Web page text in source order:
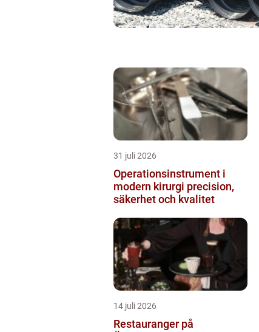
31 juli 2026
Operationsinstrument i
modern kirurgi precision,
säkerhet och kvalitet
14 juli 2026
Restauranger på